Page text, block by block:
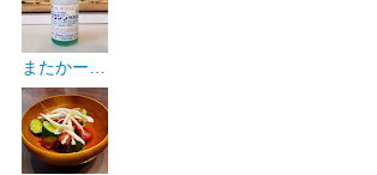
またかー…